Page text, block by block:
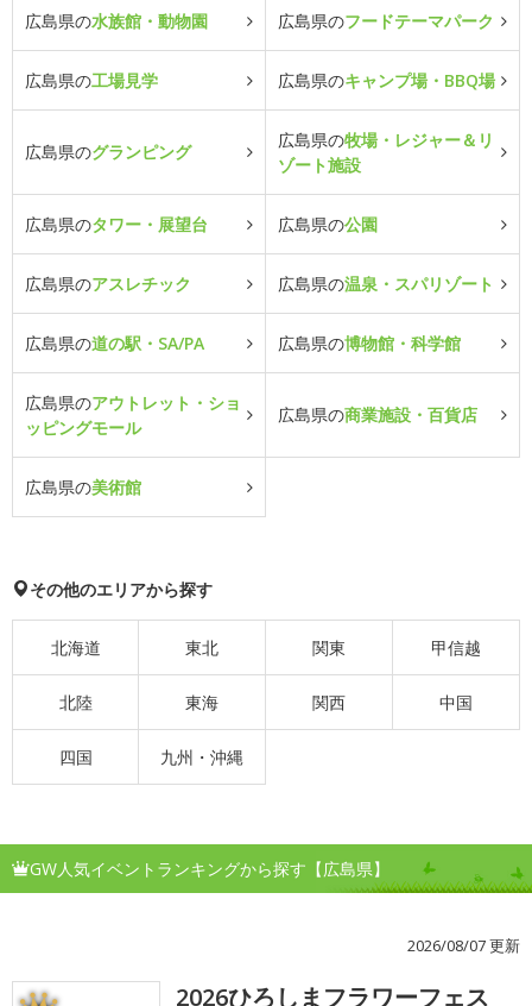
広島県の水族館・動物園 広島県のフードテーマパーク
広島県の工場見学 広島県のキャンプ場・BBQ場
広島県のグランピング
広島県の牧場・レジャー＆リ
ゾート施設
広島県のタワー・展望台 広島県の公園
広島県のアスレチック 広島県の温泉・スパリゾート
広島県の道の駅・SA/PA 広島県の博物館・科学館
広島県のアウトレット・ショ
ッピングモール
広島県の商業施設・百貨店
広島県の美術館
その他のエリアから探す
北海道 東北 関東 甲信越
北陸 東海 関西 中国
四国 九州・沖縄
GW人気イベントランキングから探す【広島県】
2026/08/07 更新
2026ひろしまフラワーフェス